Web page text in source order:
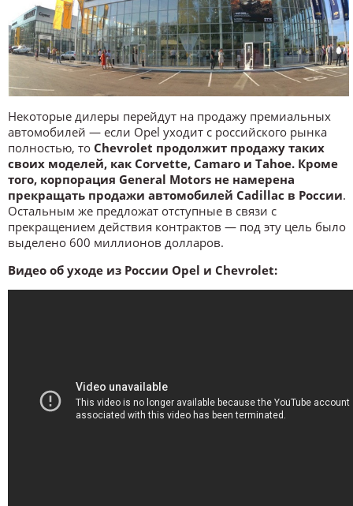
Некоторые дилеры перейдут на продажу премиальных
автомобилей — если Opel уходит с российского рынка
полностью, то Chevrolet продолжит продажу таких
своих моделей, как Corvette, Camaro и Tahoe. Кроме
того, корпорация General Motors не намерена
прекращать продажи автомобилей Cadillac в России.
Остальным же предложат отступные в связи с
прекращением действия контрактов — под эту цель было
выделено 600 миллионов долларов.
Видео об уходе из России Opel и Chevrolet: